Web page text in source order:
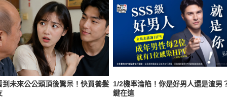
到未來公公頭頂後驚呆！快買養髮 1/2機率淪陷！你是好男人還是渣男
鍵在這